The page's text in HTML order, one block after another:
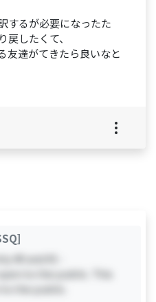
するが必要になったた
したくて、
友達がてきたら良いなと
#0 and #1 -
to the public. This
the public.